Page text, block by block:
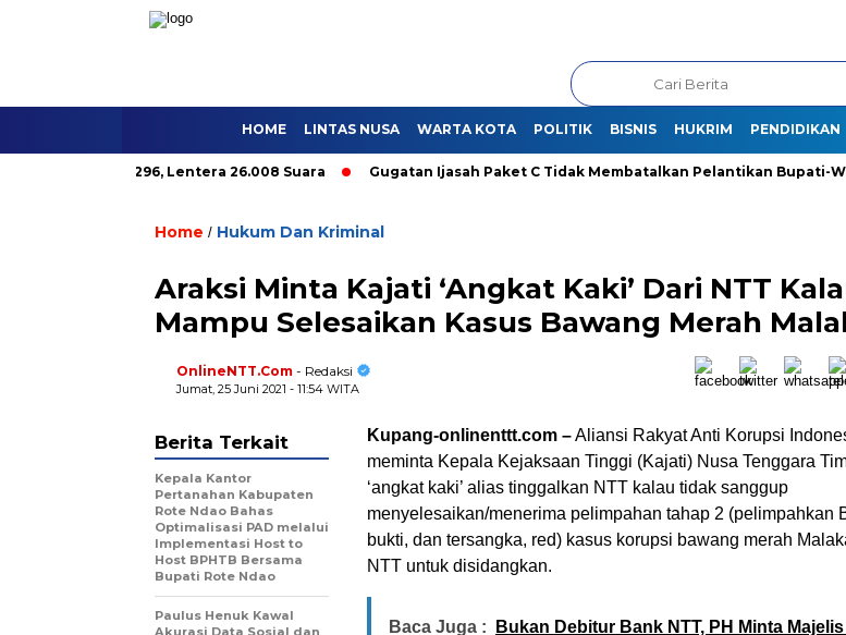
HOME LINTAS NUSA WARTA KOTA POLITIK BISNIS HUKRIM PENDIDIKAN
Hanya 9.296, Lentera 26.008 Suara Gugatan Ijasah Paket C Tidak Membatalkan Pelantikan Bupati-Wakil
Home / Hukum Dan Kriminal
Araksi Minta Kajati ‘Angkat Kaki’ Dari NTT
Mampu Selesaikan Kasus Bawang Merah
OnlineNTT.Com - Redaksi
Jumat, 25 Juni 2021 - 11:54 WITA
Kupang-onlinenttt.com –Aliansi Rakyat Anti Korupsi
meminta Kepala Kejaksaan Tinggi (Kajati) Nusa Tenggara
‘angkat kaki’ alias tinggalkan NTT kalau tidak sanggup
menyelesaikan/menerima pelimpahan tahap 2 (pelimpahkan
bukti, dan tersangka, red) kasus korupsi bawang merah
NTT untuk disidangkan.
Baca Juga :
Bukan Debitur Bank NTT, PH Minta
Berita Terkait
Kepala Kantor
Pertanahan Kabupaten
Rote Ndao Bahas
Optimalisasi PAD melalui
Implementasi Host to
Host BPHTB Bersama
Bupati Rote Ndao
Paulus Henuk Kawal
Akurasi Data Sosial dan